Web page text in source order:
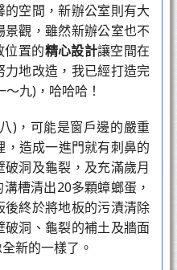
空間，新辦公室則有大
觀，雖然新辦公室也不
位置的精心設計讓空間在
力地改造，我已經打造完
九)，哈哈哈！
)，可能是窗戶邊的嚴重
造成一進門就有刺鼻的
洞及龜裂，及充滿歲月
槽清出20多顆蟑螂蛋，
終於將地板的污漬清除
洞、龜裂的補土及牆面
新的一樣了。